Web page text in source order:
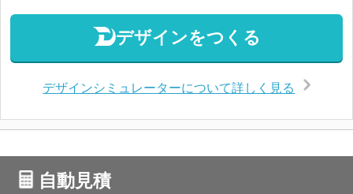
デザインをつくる
デザインシミュレーターについて詳しく見る
自動見積